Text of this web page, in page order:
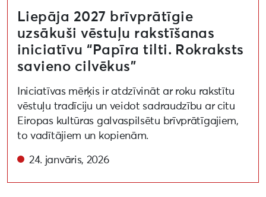
Liepāja 2027 brīvprātīgie
uzsākuši vēstuļu rakstīšanas
iniciatīvu “Papīra tilti. Rokraksts
savieno cilvēkus”
Iniciatīvas mērķis ir atdzīvināt ar roku rakstītu
vēstuļu tradīciju un veidot sadraudzību ar citu
Eiropas kultūras galvaspilsētu brīvprātīgajiem,
to vadītājiem un kopienām.
24. janvāris, 2026